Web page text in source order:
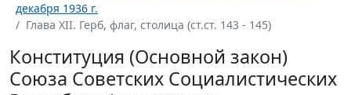
декабря 1936 г.
Глава XII. Герб, флаг, столица (ст.ст. 143 - 145)
Конституция (Основной закон)
Союза Советских Социалистических